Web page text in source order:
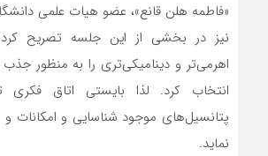
«فاطمه هلن قانع»، عضو هیات علمی
نیز در بخشی از این جلسه تصریح کرد:
اهرمی‌تر و دینامیکی‌تری را به منظور جذب
انتخاب کرد. لذا بایستی اتاق
پتانسیل‌های موجود شناسایی و امکانات و
نماید.